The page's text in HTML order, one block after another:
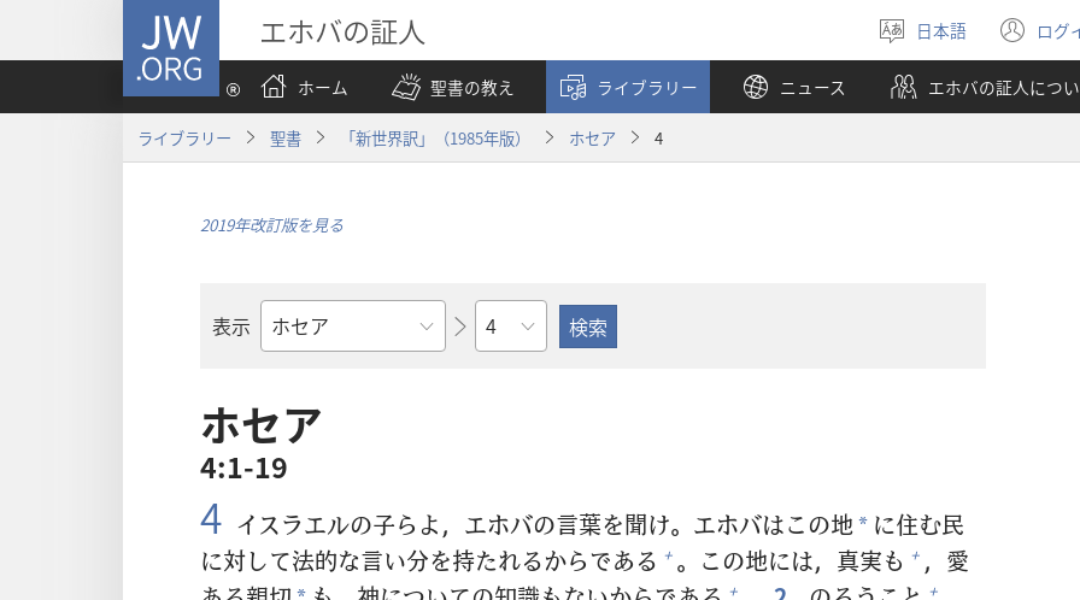
JW.ORG エホバの証人
言
語
を
選
日本語 ログ
（新
し
い
タ
で
ホーム
聖書の教え ライブラリー ニュース エホバの証人につ
ライブラリー 聖書 「新世界訳」（1985年版） ホセア 4
2019年改訂版を見る
表示
聖
書
名
章
ホセア
4:1-19
4 イスラエルの子らよ，エホバの言葉を聞け。エホバはこの地* に住む民
に対して法的な言い分を持たれるからである + 。この地には， 真実も + ， 愛
+ +